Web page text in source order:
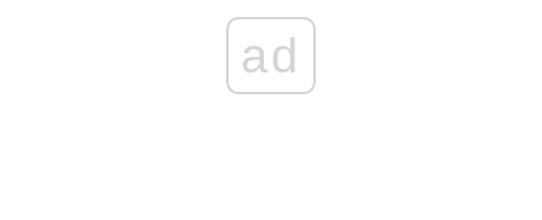
ad